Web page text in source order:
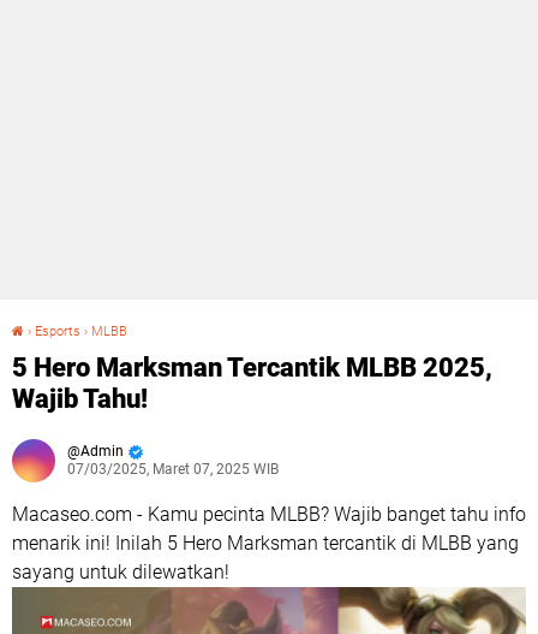
› Esports › MLBB
5 Hero Marksman Tercantik MLBB 2025,
Wajib Tahu!
Admin
07/03/2025, Maret 07, 2025 WIB
Macaseo.com - Kamu pecinta MLBB? Wajib banget tahu info
menarik ini! Inilah 5 Hero Marksman tercantik di MLBB yang
sayang untuk dilewatkan!